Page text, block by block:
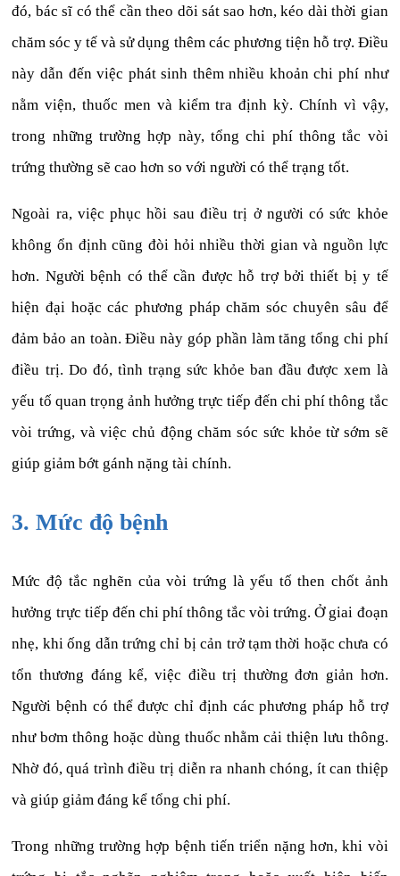
đó, bác sĩ có thể cần theo dõi sát sao hơn, kéo dài thời gian
chăm sóc y tế và sử dụng thêm các phương tiện hỗ trợ. Điều
này dẫn đến việc phát sinh thêm nhiều khoản chi phí như
nằm viện, thuốc men và kiểm tra định kỳ. Chính vì vậy,
trong những trường hợp này, tổng chi phí thông tắc vòi
trứng thường sẽ cao hơn so với người có thể trạng tốt.
Ngoài ra, việc phục hồi sau điều trị ở người có sức khỏe
không ổn định cũng đòi hỏi nhiều thời gian và nguồn lực
hơn. Người bệnh có thể cần được hỗ trợ bởi thiết bị y tế
hiện đại hoặc các phương pháp chăm sóc chuyên sâu để
đảm bảo an toàn. Điều này góp phần làm tăng tổng chi phí
điều trị. Do đó, tình trạng sức khỏe ban đầu được xem là
yếu tố quan trọng ảnh hưởng trực tiếp đến chi phí thông tắc
vòi trứng, và việc chủ động chăm sóc sức khỏe từ sớm sẽ
giúp giảm bớt gánh nặng tài chính.
3. Mức độ bệnh
Mức độ tắc nghẽn của vòi trứng là yếu tố then chốt ảnh
hưởng trực tiếp đến chi phí thông tắc vòi trứng. Ở giai đoạn
nhẹ, khi ống dẫn trứng chỉ bị cản trở tạm thời hoặc chưa có
tổn thương đáng kể, việc điều trị thường đơn giản hơn.
Người bệnh có thể được chỉ định các phương pháp hỗ trợ
như bơm thông hoặc dùng thuốc nhằm cải thiện lưu thông.
Nhờ đó, quá trình điều trị diễn ra nhanh chóng, ít can thiệp
và giúp giảm đáng kể tổng chi phí.
Trong những trường hợp bệnh tiến triển nặng hơn, khi vòi